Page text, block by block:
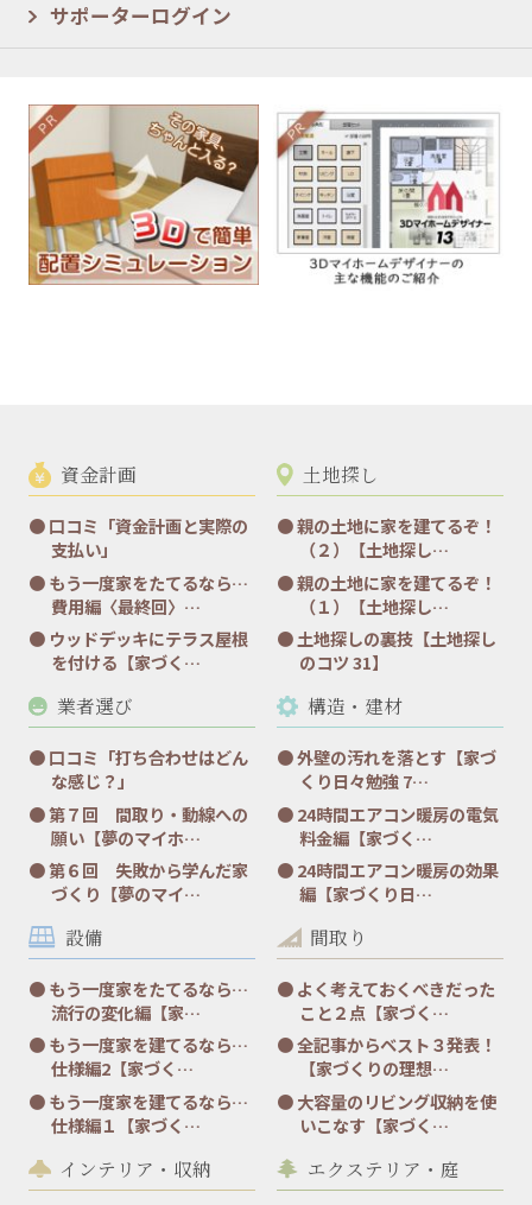
サポーターログイン
資金計画
口コミ「資金計画と実際の
支払い」
もう一度家をたてるなら…
費用編〈最終回〉…
ウッドデッキにテラス屋根
を付ける【家づく…
土地探し
親の土地に家を建てるぞ！
（２）【土地探し…
親の土地に家を建てるぞ！
（１）【土地探し…
土地探しの裏技【土地探し
のコツ 31】
業者選び
口コミ「打ち合わせはどん
な感じ？」
第７回 間取り・動線への
願い【夢のマイホ…
第６回 失敗から学んだ家
づくり【夢のマイ…
構造・建材
外壁の汚れを落とす【家づ
くり日々勉強 7…
24時間エアコン暖房の電気
料金編【家づく…
24時間エアコン暖房の効果
編【家づくり日…
設備
もう一度家をたてるなら…
流行の変化編【家…
もう一度家を建てるなら…
仕様編2【家づく…
もう一度家を建てるなら…
仕様編１【家づく…
間取り
よく考えておくべきだった
こと２点【家づく…
全記事からベスト３発表！
【家づくりの理想…
大容量のリビング収納を使
いこなす【家づく…
インテリア・収納 エクステリア・庭